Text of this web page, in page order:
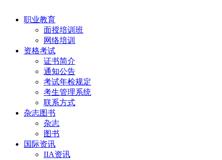
职业教育
面授培训班
网络培训
资格考试
证书简介
通知公告
考试年检规定
考生管理系统
联系方式
杂志图书
杂志
图书
国际资讯
IIA资讯